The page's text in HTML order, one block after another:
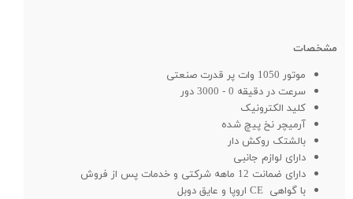
مشخصات
موتور 1050 وات پر قدرت صنعتی
سرعت در دقیقه 0 - 3000 دور
کلید الکترونیک
آرمیچر نخ پیچ شده
بالشتک روکش دار
دارای لوازم جانبی
دارای ضمانت 12 ماهه شرکتی و خدمات پس از فروش
با گواهی CE اروپا و عایق دوبل